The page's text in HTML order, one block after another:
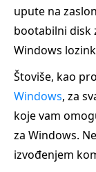
upute na
bootabilni disk
Windows
Štoviše, kao
Windows, za
koje vam
za Windows.
izvođenjem